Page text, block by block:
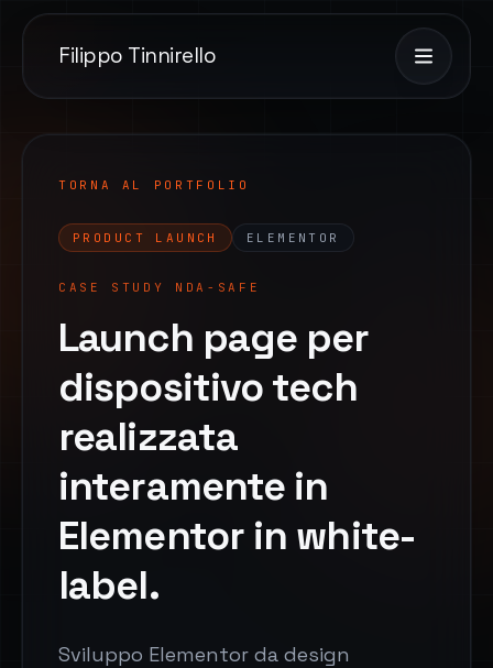
Filippo Tinnirello
TORNA AL PORTFOLIO
PRODUCT LAUNCH ELEMENTOR
CASE STUDY NDA-SAFE
Launch page per
dispositivo tech
realizzata
interamente in
Elementor in white-
label.
Sviluppo Elementor da design